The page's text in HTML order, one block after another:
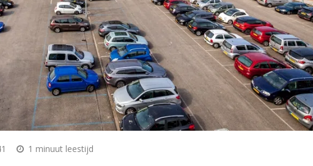
1 minuut leestijd